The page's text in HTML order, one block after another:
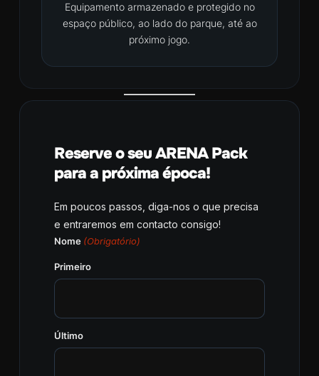
Equipamento armazenado e protegido no
espaço público, ao lado do parque, até ao
próximo jogo.
Reserve o seu ARENA Pack
para a próxima época!
Em poucos passos, diga-nos o que precisa
e entraremos em contacto consigo!
Nome (Obrigatório)
Primeiro
Último